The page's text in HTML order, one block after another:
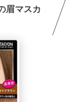
眉マスカ